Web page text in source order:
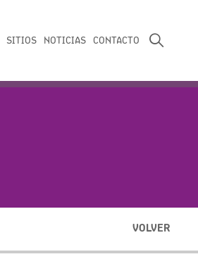
CONTACTO
NOTICIAS
SITIOS
VOLVER